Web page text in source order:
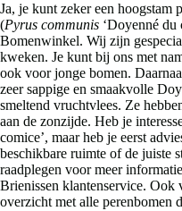
Ja, je kunt zeker een hoogstam
(Pyrus communis ‘Doyenné
Bomenwinkel. Wij zijn
kweken. Je kunt bij ons met
ook voor jonge bomen.
zeer sappige en smaakvolle
smeltend vruchtvlees. Ze
aan de zonzijde. Heb je
comice’, maar heb je eerst
beschikbare ruimte of de juiste
raadplegen voor meer
Brienissen klantenservice. Ook
overzicht met alle perenbomen